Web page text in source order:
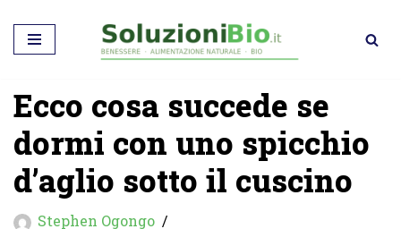
Vai
contenuto
Ecco cosa succede se
dormi con uno spicchio
d’aglio sotto il cuscino
Stephen Ogongo